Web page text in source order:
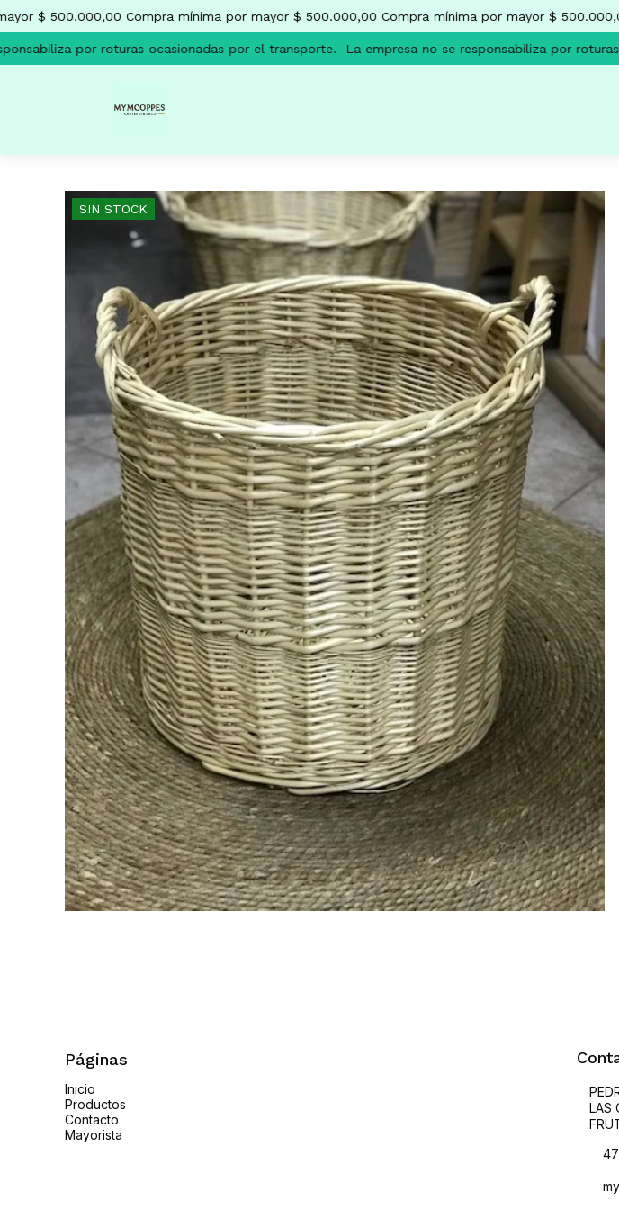
$ 500.000,00 Compra mínima por mayor $ 500.000,00 Compra mínima por mayor $
por roturas ocasionadas por el transporte. La empresa no se responsabiliza por roturas
SIN STOCK
Páginas
Inicio
Productos
Contacto
Mayorista
LAS